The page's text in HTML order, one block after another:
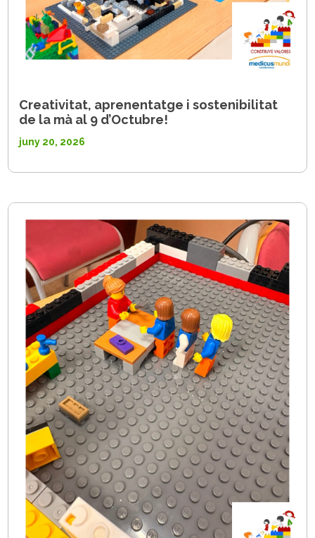
Creativitat, aprenentatge i sostenibilitat
de la mà al 9 d’Octubre!
juny 20, 2026